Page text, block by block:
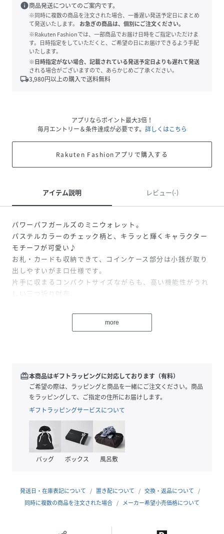
info商品発送についてのご案内です。
※同時に複数の商品を注文された場合、一番遅い発送予定日にまとめ
て発送いたします。
お急ぎの商品は、個別にご注文ください。
※Rakuten Fashionでは、一部商品でお届け日時をご指定いただけま
す。日時指定をしていただくと、ご希望の日にお届けできるよう手配
いたします。
※日時指定がない場合、記載されている発送予定日よりも遅れて発送
される場合がございますので、あらかじめご了承ください。
local_shipping3,980円以上の購入で送料無料
アプリならポイント最大3倍！
毎月エントリー＆条件達成が必要です。 詳しくはこちら
Rakuten Fashionアプリで購入する
アイテム説明 レビュー(-)
パワーパフガールズのミニウォレット。
パステルカラーのチェック柄と、キラッと輝くキャラクター
モチーフが可愛い♪
お札・カードも収納できて、コインケース部分は小銭が取り
出しやすいがま口仕様です。
片手に収まるコンパクトサイズながらも、高い機能性がうれ
しい三つ折り財布。
ッと開いて見渡せます。
■サイズ：H8*W10*D3.5cm
性別タイプ ユニセックス
合成皮革
FREE
( F258080-BB-F PP3329)
more
redeem本商品はギフトラッピングに対応しております（有料）
ご希望の際は、ラッピングと商品を一緒にご注文ください。商品
をラッピングして、ご指定の住所にお届けします。
ギフトラッピングサービスについて
バッグ ボックス 風呂敷
発送日・在庫表記について 置き配について
交換・返品について
同時に複数の商品を注文された場合
メーカー希望小売価格について